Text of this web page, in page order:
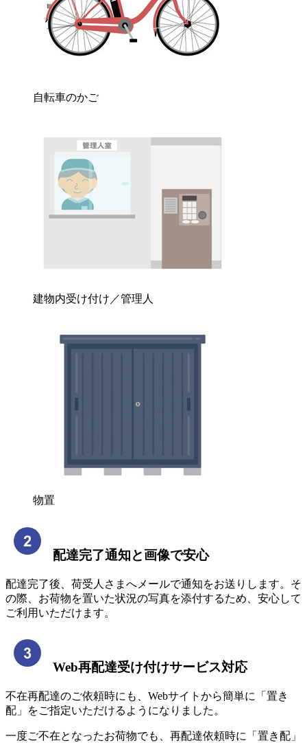
自転車のかご
建物内受け付け／管理人
物置
配達完了通知と画像で安心
配達完了後、荷受人さまへメールで通知をお送りします。そ
の際、お荷物を置いた状況の写真を添付するため、安心して
ご利用いただけます。
Web再配達受け付けサービス対応
不在再配達のご依頼時にも、Webサイトから簡単に「置き
配」をご指定いただけるようになりました。
一度ご不在となったお荷物でも、再配達依頼時に「置き配」